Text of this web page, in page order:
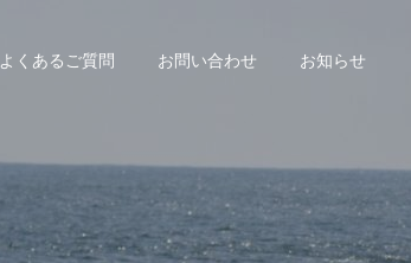
よくあるご質問 お問い合わせ お知らせ